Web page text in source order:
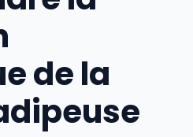
de la